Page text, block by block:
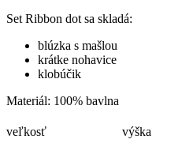
Set Ribbon dot sa skladá:
blúzka s mašlou
krátke nohavice
klobúčik
Materiál: 100% bavlna
veľkosť
výška